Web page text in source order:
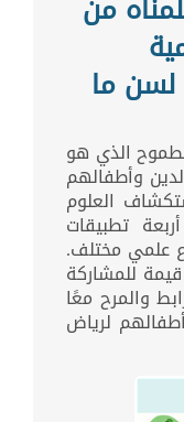
ما
الذي هو
وأطفالهم
العلوم
تطبيقات
علمي مختلف.
للمشاركة
والمرح معًا
لرياض